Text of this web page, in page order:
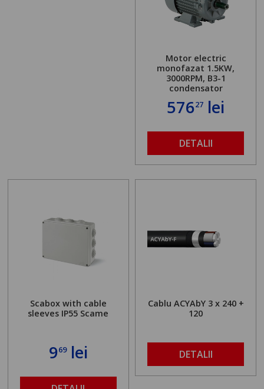
Motor electric
monofazat 1.5KW,
3000RPM, B3-1
condensator
57627 lei
DETALII
Scabox with cable
sleeves IP55 Scame
969lei
Cablu ACYAbY 3 x 240 +
120
DETALII